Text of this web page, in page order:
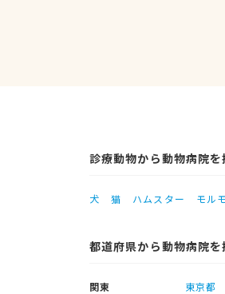
診療動物から動物病院を
犬 猫 ハムスター モル
都道府県から動物病院を
関東 東京都